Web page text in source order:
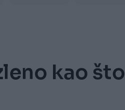
kao što